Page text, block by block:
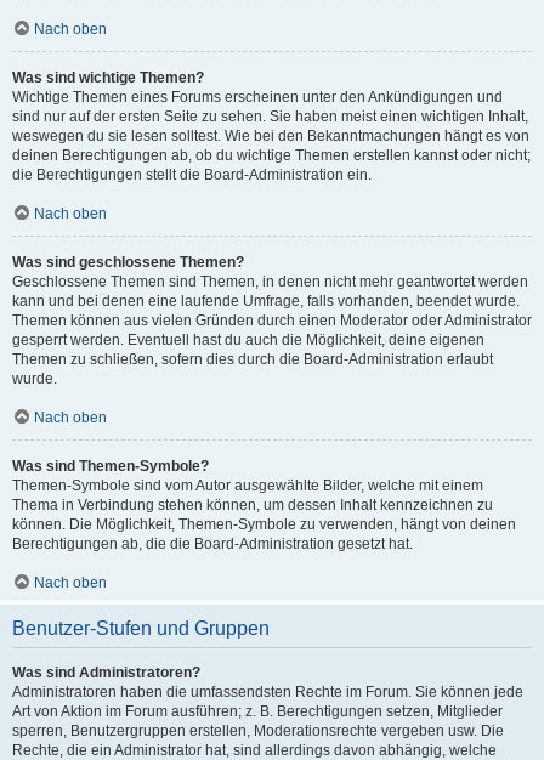
Nach oben
Was sind wichtige Themen?
Wichtige Themen eines Forums erscheinen unter den Ankündigungen und
sind nur auf der ersten Seite zu sehen. Sie haben meist einen wichtigen Inhalt,
weswegen du sie lesen solltest. Wie bei den Bekanntmachungen hängt es von
deinen Berechtigungen ab, ob du wichtige Themen erstellen kannst oder nicht;
die Berechtigungen stellt die Board-Administration ein.
Nach oben
Was sind geschlossene Themen?
Geschlossene Themen sind Themen, in denen nicht mehr geantwortet werden
kann und bei denen eine laufende Umfrage, falls vorhanden, beendet wurde.
Themen können aus vielen Gründen durch einen Moderator oder Administrator
gesperrt werden. Eventuell hast du auch die Möglichkeit, deine eigenen
Themen zu schließen, sofern dies durch die Board-Administration erlaubt
wurde.
Nach oben
Was sind Themen-Symbole?
Themen-Symbole sind vom Autor ausgewählte Bilder, welche mit einem
Thema in Verbindung stehen können, um dessen Inhalt kennzeichnen zu
können. Die Möglichkeit, Themen-Symbole zu verwenden, hängt von deinen
Berechtigungen ab, die die Board-Administration gesetzt hat.
Nach oben
Benutzer-Stufen und Gruppen
Was sind Administratoren?
Administratoren haben die umfassendsten Rechte im Forum. Sie können jede
Art von Aktion im Forum ausführen; z. B. Berechtigungen setzen, Mitglieder
sperren, Benutzergruppen erstellen, Moderationsrechte vergeben usw. Die
Rechte, die ein Administrator hat, sind allerdings davon abhängig, welche